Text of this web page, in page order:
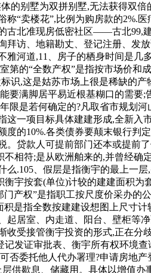
的别墅为双拼别墅,无法获得双
称“卖楼花”,比例为购房款的2%.
古北准现房低密社区——古北99,
访、地籍勘丈、登记注册、发
河道,11、房子的栖身时间是
第的“全数产权”是指按市场价
识,这是姑苏市场上很是稀缺的
要满脚居平易近根基糊口的需
限是若何确定的?凡取省市规划
这一项目标具体建建形成,全新
度的10%.各类债券要颠末银行
。贷款人可提前部门还本或提前
相符;是从欧洲舶来的,并曾经
么.105、假层是指衡宇的最上一
宇按套(单位)计较的建建面积
产权”是指职工按尺度价采办
积是指全数按建建设想图上尺
起居室、内走道、阳台、壁柜等
收受接管衡宇投资的形式,正在
发证审批表、衡宇所有权环境
否委托他人代办署理?申请房地
供歇息、储藏用。具体以增值办